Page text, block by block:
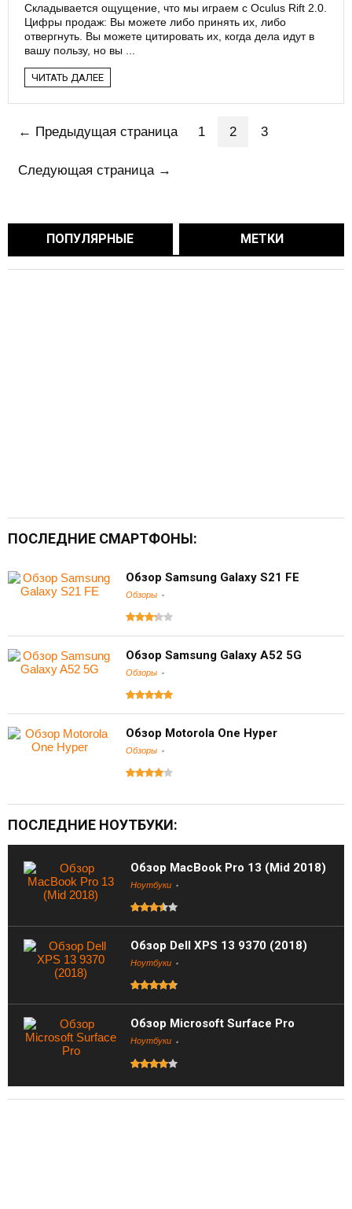
Складывается ощущение, что мы играем с Oculus Rift 2.0.
Цифры продаж: Вы можете либо принять их, либо
отвергнуть. Вы можете цитировать их, когда дела идут в
вашу пользу, но вы ...
ЧИТАТЬ ДАЛЕЕ
← Предыдущая страница 1 2 3
Следующая страница →
ПОПУЛЯРНЫЕ МЕТКИ
ПОСЛЕДНИЕ СМАРТФОНЫ:
Обзор Samsung Galaxy S21 FE
Обзоры
Обзор Samsung Galaxy A52 5G
Обзоры
Обзор Motorola One Hyper
Обзоры
ПОСЛЕДНИЕ НОУТБУКИ:
Обзор MacBook Pro 13 (Mid 2018)
Ноутбуки
Обзор Dell XPS 13 9370 (2018)
Ноутбуки
Обзор Microsoft Surface Pro
Ноутбуки